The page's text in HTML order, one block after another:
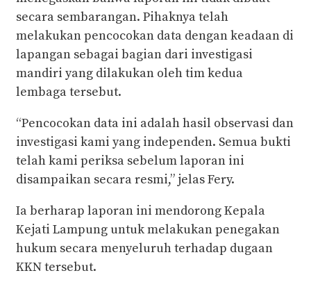
secara sembarangan. Pihaknya telah
melakukan pencocokan data dengan keadaan di
lapangan sebagai bagian dari investigasi
mandiri yang dilakukan oleh tim kedua
lembaga tersebut.
“Pencocokan data ini adalah hasil observasi dan
investigasi kami yang independen. Semua bukti
telah kami periksa sebelum laporan ini
disampaikan secara resmi,” jelas Fery.
Ia berharap laporan ini mendorong Kepala
Kejati Lampung untuk melakukan penegakan
hukum secara menyeluruh terhadap dugaan
KKN tersebut.